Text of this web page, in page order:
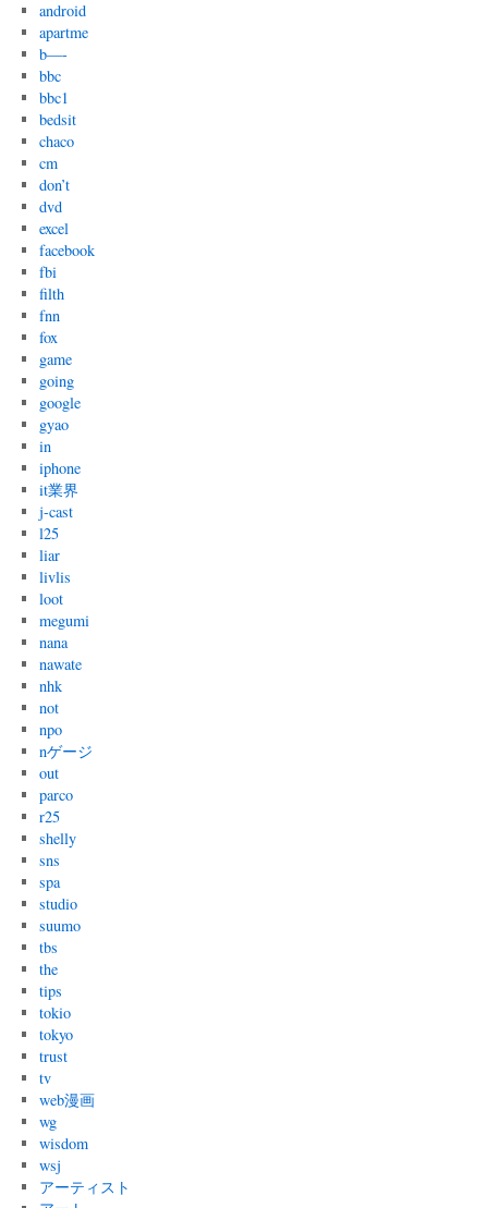
android
apartme
b—-
bbc
bbc1
bedsit
chaco
cm
don’t
dvd
excel
facebook
fbi
filth
fnn
fox
game
going
google
gyao
in
iphone
it業界
j-cast
l25
liar
livlis
loot
megumi
nana
nawate
nhk
not
npo
nゲージ
out
parco
r25
shelly
sns
spa
studio
suumo
tbs
the
tips
tokio
tokyo
trust
tv
web漫画
wg
wisdom
wsj
アーティスト